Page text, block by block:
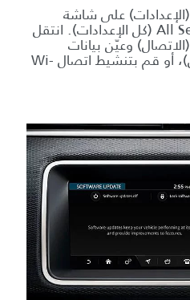
اضغط على رمز Settings (الإعدادات) على شاشة
اللمس وادخل إلى All Settings (كل الإعدادات). انتقل
إلى قائمة Connectivity (الاتصال) وعيّن بيانات
المحمولة إلى On (تشغيل)، أو قم بتنشيط اتصال Wi-